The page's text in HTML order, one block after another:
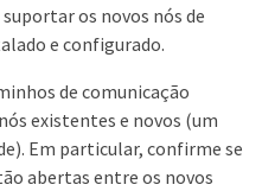
os novos nós de
e configurado.
de comunicação
existentes e novos (um
Em particular, confirme se
abertas entre os novos